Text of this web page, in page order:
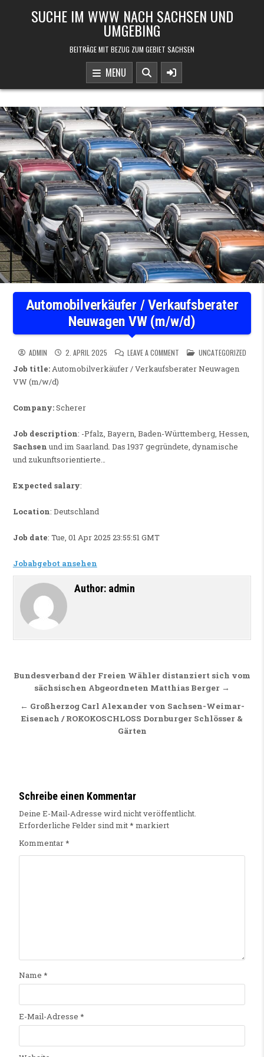
SUCHE IM WWW NACH SACHSEN UND
UMGEBING
BEITRÄGE MIT BEZUG ZUM GEBIET SACHSEN
MENU
Automobilverkäufer / Verkaufsberater
Neuwagen VW (m/w/d)
ADMIN 2. APRIL 2025 LEAVE A COMMENTON AUTOMOBILVERKÄUFER /
POSTED IN
UNCATEGORIZED
Job title:Automobilverkäufer / Verkaufsberater Neuwagen
VW (m/w/d)
Company:Scherer
Job description: -Pfalz, Bayern, Baden-Württemberg, Hessen,
Sachsen und im Saarland. Das 1937 gegründete, dynamische
und zukunftsorientierte…
Expected salary:
Location: Deutschland
Job date: Tue, 01 Apr 2025 23:55:51 GMT
Jobabgebot ansehen
Author: admin
Beitragsnavigation
Bundesverband der Freien Wähler distanziert sich vom
sächsischen Abgeordneten Matthias Berger →
← Großherzog Carl Alexander von Sachsen-Weimar-
Eisenach / ROKOKOSCHLOSS Dornburger Schlösser &
Gärten
Schreibe einen Kommentar
Deine E-Mail-Adresse wird nicht veröffentlicht.
Erforderliche Felder sind mit* markiert
Kommentar*
Name *
E-Mail-Adresse *